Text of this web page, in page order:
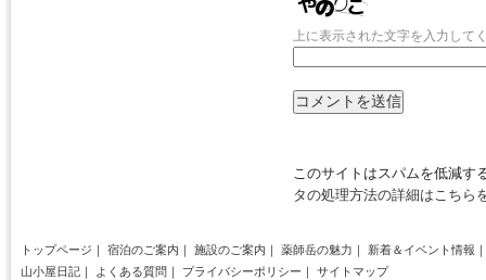
上に表示された文字を入力して
このサイトはスパムを低減す
タの処理方法の詳細はこちら
トップページ ｜ 宿泊のご案内 ｜ 施設のご案内 ｜ 薬師岳の魅力 ｜ 新着＆イベント情報 ｜
山小屋日記 ｜ よくある質問 ｜ プライバシーポリシー ｜ サイトマップ